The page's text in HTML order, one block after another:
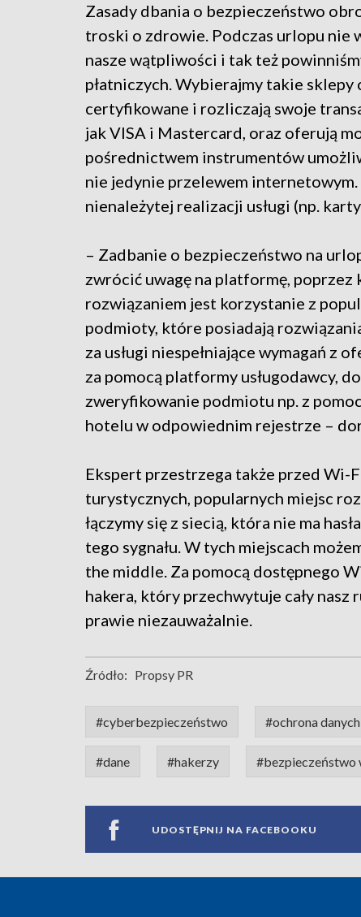
Zasady dbania o bezpieczeństwo
troski o zdrowie. Podczas urlopu nie
nasze wątpliwości i tak też
płatniczych. Wybierajmy takie
certyfikowane i rozliczają swoje
jak VISA i Mastercard, oraz oferują
pośrednictwem instrumentów
nie jedynie przelewem
nienależytej realizacji usługi (np.
– Zadbanie o bezpieczeństwo na
zwrócić uwagę na platformę,
rozwiązaniem jest korzystanie z
podmioty, które posiadają
za usługi niespełniające wymagań z
za pomocą platformy usługodawcy,
zweryfikowanie podmiotu np. z
hotelu w odpowiednim rejestrze –
Ekspert przestrzega także przed
turystycznych, popularnych miejsc
łączymy się z siecią, która nie ma
tego sygnału. W tych miejscach
the middle. Za pomocą dostępnego
hakera, który przechwytuje cały nasz
prawie niezauważalnie.
Źródło: Propsy PR
#cyberbezpieczeństwo #ochrona danych
#dane #hakerzy #bezpieczeństwo
UDOSTĘPNIJ NA FACEBOOKU